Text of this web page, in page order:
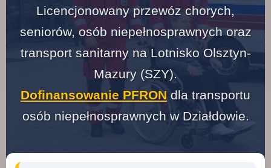
Licencjonowany przewóz chorych,
seniorów, osób niepełnosprawnych oraz
transport sanitarny na Lotnisko Olsztyn-
Mazury (SZY).
Dofinansowanie PFRON dla transportu
osób niepełnosprawnych w Działdowie.